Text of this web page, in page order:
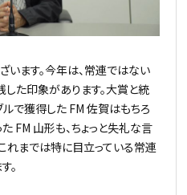
います。今年は、常連ではない
た印象があります。大賞と統
ルで獲得した FM 佐賀はもちろ
FM 山形も、ちょっと失礼な言
れまでは特に目立っている常連
。